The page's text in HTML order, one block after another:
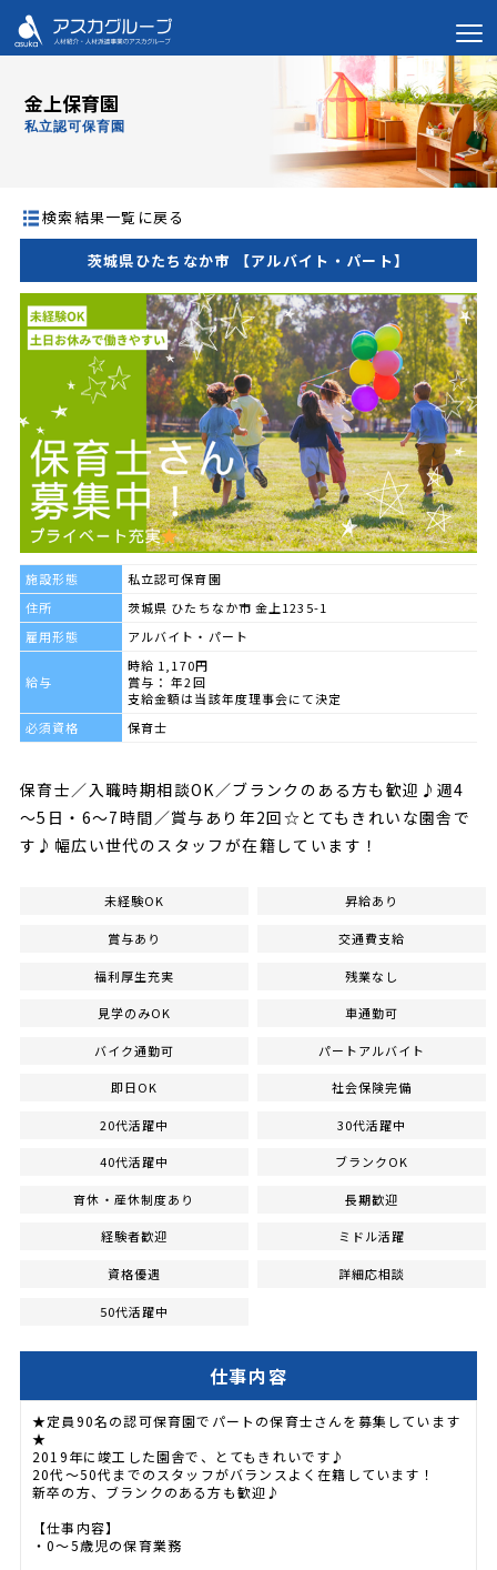
金上保育園
私立認可保育園
検索結果一覧に戻る
茨城県ひたちなか市 【アルバイト・パート】
施設形態
私立認可保育園
住所
茨城県 ひたちなか市 金上1235-1
雇用形態
アルバイト・パート
給与
時給 1,170円
賞与： 年2回
支給金額は当該年度理事会にて決定
必須資格
保育士
保育士／入職時期相談OK／ブランクのある方も歓迎♪週4
～5日・6～7時間／賞与あり年2回☆とてもきれいな園舎で
す♪幅広い世代のスタッフが在籍しています！
未経験OK 昇給あり
賞与あり 交通費支給
福利厚生充実 残業なし
見学のみOK 車通勤可
バイク通勤可 パートアルバイト
即日OK 社会保険完備
20代活躍中 30代活躍中
40代活躍中 ブランクOK
育休・産休制度あり 長期歓迎
経験者歓迎 ミドル活躍
資格優遇 詳細応相談
50代活躍中
仕事内容
★定員90名の認可保育園でパートの保育士さんを募集しています
★
2019年に竣工した園舎で、とてもきれいです♪
20代～50代までのスタッフがバランスよく在籍しています！
新卒の方、ブランクのある方も歓迎♪
【仕事内容】
・0～5歳児の保育業務